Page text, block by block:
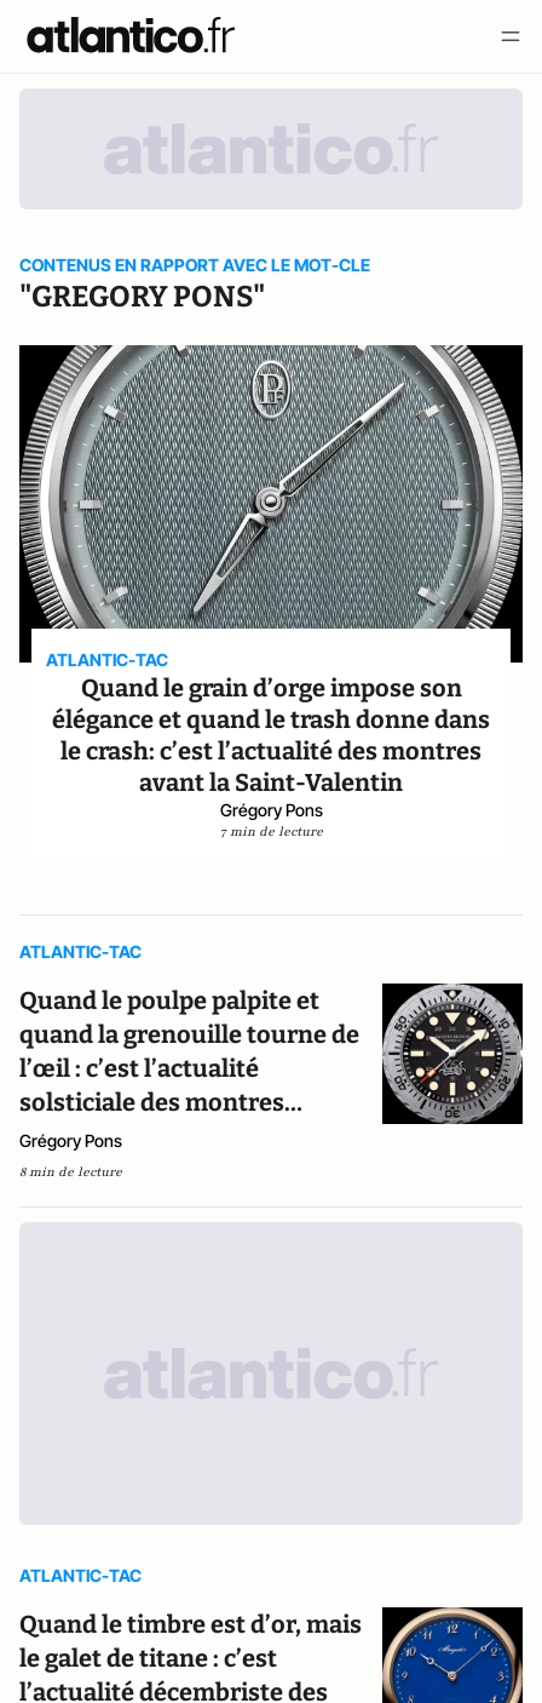
CONTENUS EN RAPPORT AVEC LE MOT-CLE
"GREGORY PONS"
ATLANTIC-TAC
Quand le grain d’orge impose son
élégance et quand le trash donne dans
le crash: c’est l’actualité des montres
avant la Saint-Valentin
Grégory Pons
7 min de lecture
ATLANTIC-TAC
Quand le poulpe palpite et
quand la grenouille tourne de
l’œil : c’est l’actualité
solsticiale des montres…
Grégory Pons
8 min de lecture
ATLANTIC-TAC
Quand le timbre est d’or, mais
le galet de titane : c’est
l’actualité décembriste des